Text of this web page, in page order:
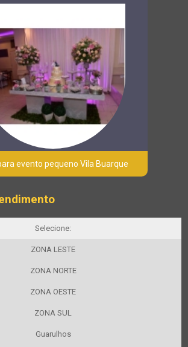
evento pequeno Vila Buarque
Selecione:
ZONA LESTE
ZONA NORTE
ZONA OESTE
ZONA SUL
Guarulhos